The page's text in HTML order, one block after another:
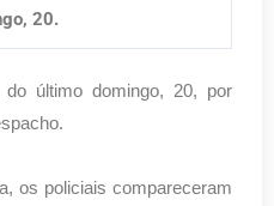
20.
último domingo, 20, por
os policiais compareceram